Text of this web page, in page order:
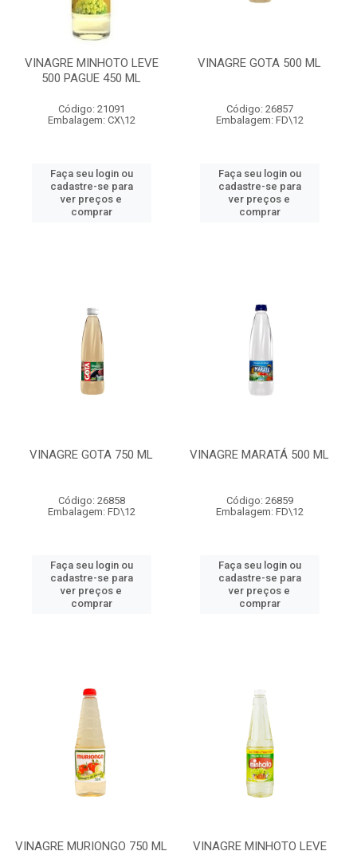
VINAGRE MINHOTO LEVE
500 PAGUE 450 ML
Código: 21091
Embalagem: CX\12
Faça seu login ou
cadastre-se para
ver preços e
comprar
VINAGRE GOTA 500 ML
Código: 26857
Embalagem: FD\12
Faça seu login ou
cadastre-se para
ver preços e
comprar
VINAGRE GOTA 750 ML
Código: 26858
Embalagem: FD\12
Faça seu login ou
cadastre-se para
ver preços e
comprar
VINAGRE MARATÁ 500 ML
Código: 26859
Embalagem: FD\12
Faça seu login ou
cadastre-se para
ver preços e
comprar
VINAGRE MURIONGO 750 ML
VINAGRE MINHOTO LEVE